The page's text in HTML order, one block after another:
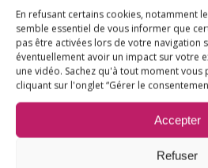
En refusant certains cookies, notamment
semble essentiel de vous informer que
pas être activées lors de votre navigation
éventuellement avoir un impact sur votre
une vidéo. Sachez qu'à tout moment vous
cliquant sur l'onglet “Gérer le
Accepter
Refuser
Association E3M